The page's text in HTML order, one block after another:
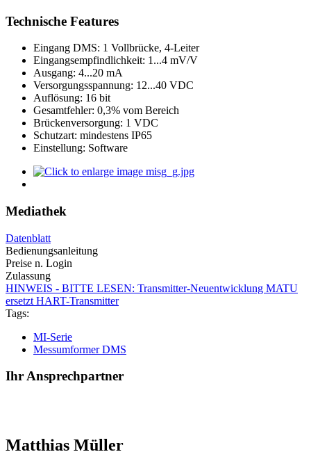
Technische Features
Eingang DMS: 1 Vollbrücke, 4-Leiter
Eingangsempfindlichkeit: 1...4 mV/V
Ausgang: 4...20 mA
Versorgungsspannung: 12...40 VDC
Auflösung: 16 bit
Gesamtfehler: 0,3% vom Bereich
Brückenversorgung: 1 VDC
Schutzart: mindestens IP65
Einstellung: Software
Mediathek
Datenblatt
Bedienungsanleitung
Preise n. Login
Zulassung
HINWEIS - BITTE LESEN: Transmitter-Neuentwicklung MATU
ersetzt HART-Transmitter
Tags:
MI-Serie
Messumformer DMS
Ihr Ansprechpartner
Matthias Müller